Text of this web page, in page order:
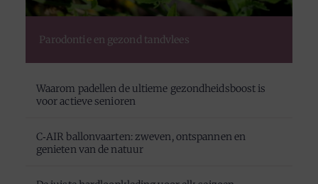
Parodontie en gezond tandvlees
Waarom padellen de ultieme gezondheidsboost is
voor actieve senioren
C‑AIR ballonvaarten: zweven, ontspannen en
genieten van de natuur